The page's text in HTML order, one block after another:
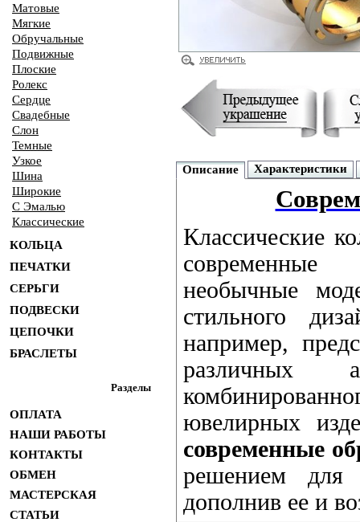
Матовые
Мягкие
Обручальные
Подвижные
Плоские
Ролекс
Сердце
Свадебные
Слон
Темные
Узкое
Шина
Широкие
С Эмалью
Классические
КОЛЬЦА
ПЕЧАТКИ
СЕРЬГИ
ПОДВЕСКИ
ЦЕПОЧКИ
БРАСЛЕТЫ
Разделы
ОПЛАТА
НАШИ РАБОТЫ
КОНТАКТЫ
ОБМЕН
МАСТЕРСКАЯ
СТАТЬИ
Описание Характеристики
Классические
необычные
стильного
например,
различных
ювелирных
современные
решением для
дополнив ее и